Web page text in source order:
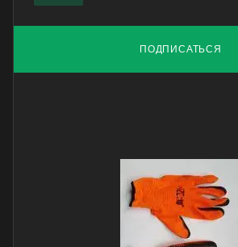
ПОДПИСАТЬСЯ